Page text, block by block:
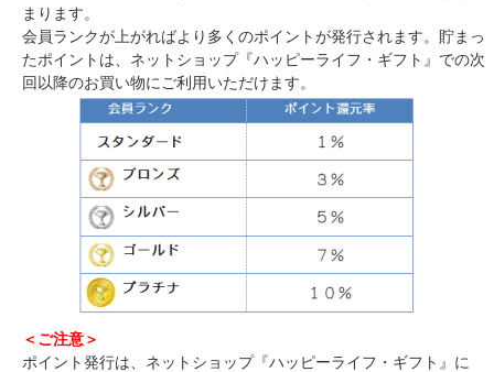
まります。
会員ランクが上がればより多くのポイントが発行されます。貯まっ
たポイントは、ネットショップ『ハッピーライフ・ギフト』での次
回以降のお買い物にご利用いただけます。
＜ご注意＞
ポイント発行は、ネットショップ『ハッピーライフ・ギフト』に